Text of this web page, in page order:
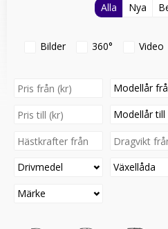
Alla Nya
Bilder 360° Video
Modellår
Modellår till
Drivmedel Växellåda
Märke